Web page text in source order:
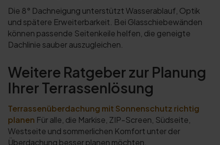
Die 8° Dachneigung unterstützt Wasserablauf, Optik
und spätere Erweiterbarkeit. Bei Glasschiebewänden
können passende Seitenkeile helfen, die geneigte
Dachlinie sauber auszugleichen.
Weitere Ratgeber zur Planung
Ihrer Terrassenlösung
Terrassenüberdachung mit Sonnenschutz richtig
planen Für alle, die Markise, ZIP-Screen, Südseite,
Westseite und sommerlichen Komfort unter der
Überdachung besser planen möchten.